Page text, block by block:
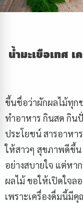
น้ำมะเขือเทศ
ขึ้นชื่อว่าผักผลไม้ทุก
ทำอาหาร กินสด กิน
ประโยชน์ สารอาหา
ให้สาวๆ สุขภาพดีขึ้
อย่างสบายใจ แต่ห
ผลไม้ ขอให้เปิดใจล
เพราะเครื่องดื่มนี้มี